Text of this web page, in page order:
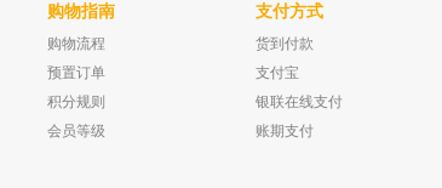
坛墨质检 甲醇中恶草酮溶液标准物质,有证
书 100ug/ml
上海慧泰 HTG-9240A
燥箱 输入功率2050W
购物指南
购物流程
预置订单
积分规则
会员等级
支付方式
货到付款
支付宝
银联在线支付
账期支付